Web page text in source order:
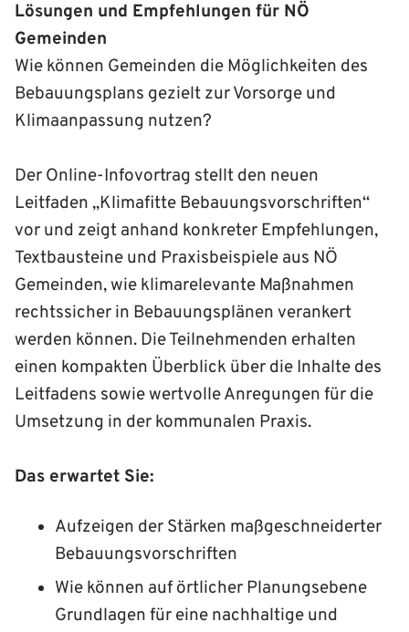
Lösungen und Empfehlungen für NÖ
Gemeinden
Wie können Gemeinden die Möglichkeiten des
Bebauungsplans gezielt zur Vorsorge und
Klimaanpassung nutzen?
Der Online-Infovortrag stellt den neuen
Leitfaden „Klimafitte Bebauungsvorschriften“
vor und zeigt anhand konkreter Empfehlungen,
Textbausteine und Praxisbeispiele aus NÖ
Gemeinden, wie klimarelevante Maßnahmen
rechtssicher in Bebauungsplänen verankert
werden können. Die Teilnehmenden erhalten
einen kompakten Überblick über die Inhalte des
Leitfadens sowie wertvolle Anregungen für die
Umsetzung in der kommunalen Praxis.
Das erwartet Sie:
Aufzeigen der Stärken maßgeschneiderter
Bebauungs­vorschriften
Wie können auf örtlicher Planungs­ebene
Grundlagen für eine nachhaltige und